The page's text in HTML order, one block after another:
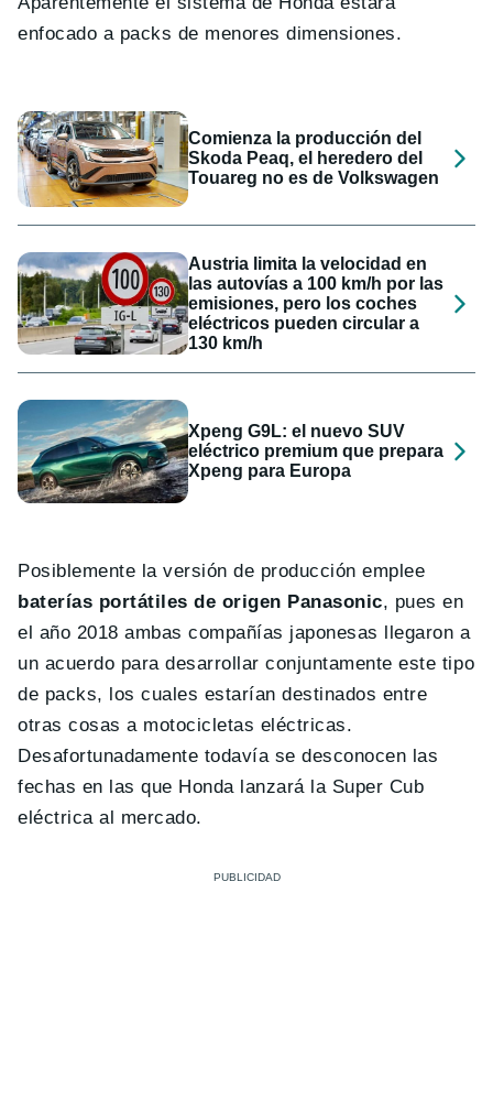
enfocado a packs de menores dimensiones.
Comienza la producción del
Skoda Peaq, el heredero del
Touareg no es de Volkswagen
Austria limita la velocidad en
las autovías a 100 km/h por las
emisiones, pero los coches
eléctricos pueden circular a
130 km/h
Xpeng G9L: el nuevo SUV
eléctrico premium que prepara
Xpeng para Europa
Posiblemente la versión de producción emplee
baterías portátiles de origen Panasonic, pues en
el año 2018 ambas compañías japonesas llegaron a
un acuerdo para desarrollar conjuntamente este tipo
de packs, los cuales estarían destinados entre
otras cosas a motocicletas eléctricas.
Desafortunadamente todavía se desconocen las
fechas en las que Honda lanzará la Super Cub
eléctrica al mercado.